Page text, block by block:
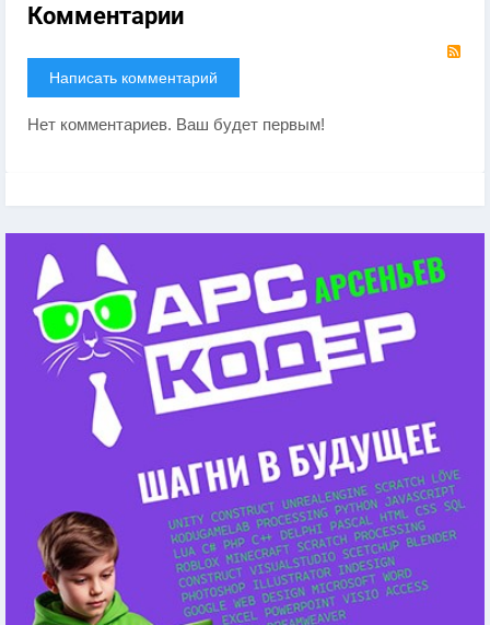
Комментарии
Написать комментарий
Нет комментариев. Ваш будет первым!